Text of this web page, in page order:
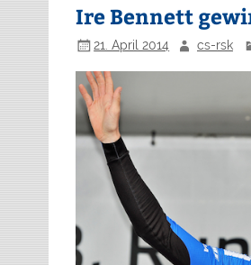
Ire Bennett
21. April 2014 cs-rsk